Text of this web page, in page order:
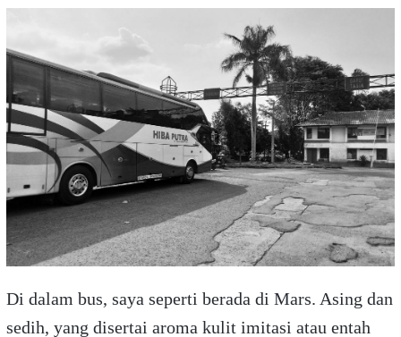
Di dalam bus, saya seperti berada di Mars. Asing dan
sedih, yang disertai aroma kulit imitasi atau entah